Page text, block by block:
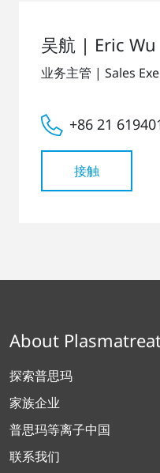
吴航 | Eric Wu
业务主管 | Sales
+86 21
接触
About
探索普思玛
家族企业
普思玛等离子中国
联系我们